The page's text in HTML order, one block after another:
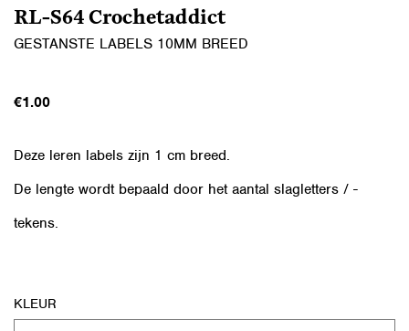
RL-S64 Crochetaddict
GESTANSTE LABELS 10MM BREED
€1.00
Deze leren labels zijn 1 cm breed.
De lengte wordt bepaald door het aantal slagletters / -
tekens.
KLEUR